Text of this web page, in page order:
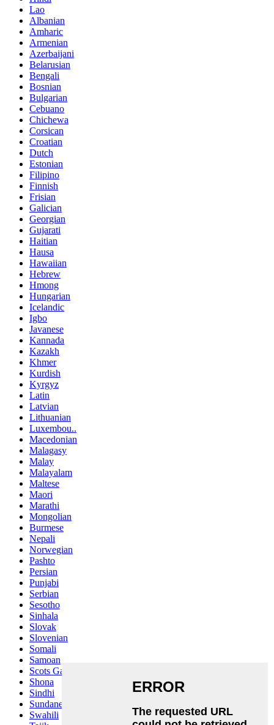
Lao
Albanian
Amharic
Armenian
Azerbaijani
Belarusian
Bengali
Bosnian
Bulgarian
Cebuano
Chichewa
Corsican
Croatian
Dutch
Estonian
Filipino
Finnish
Frisian
Galician
Georgian
Gujarati
Haitian
Hausa
Hawaiian
Hebrew
Hmong
Hungarian
Icelandic
Igbo
Javanese
Kannada
Kazakh
Khmer
Kurdish
Kyrgyz
Latin
Latvian
Lithuanian
Luxembou..
Macedonian
Malagasy
Malay
Malayalam
Maltese
Maori
Marathi
Mongolian
Burmese
Nepali
Norwegian
Pashto
Persian
Punjabi
Serbian
Sesotho
Sinhala
Slovak
Slovenian
Somali
Samoan
Scots Gaelic
Shona
Sindhi
Sundanese
Swahili